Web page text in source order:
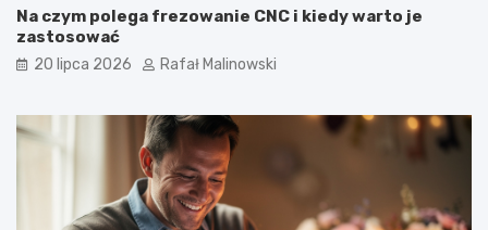
Na czym polega frezowanie CNC i kiedy warto je
zastosować
20 lipca 2026 Rafał Malinowski